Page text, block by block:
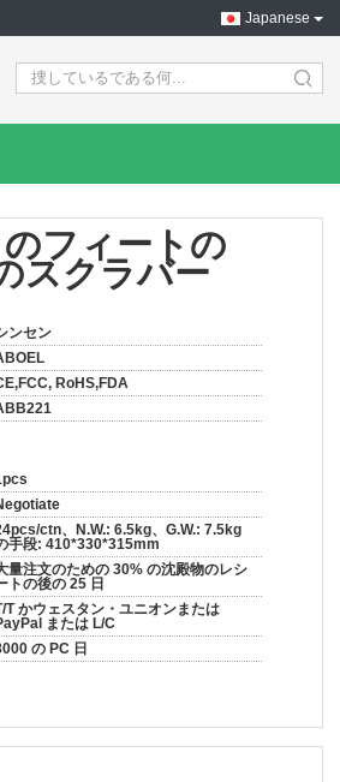
Japanese
search
フィートの
スクラバー
ンセン
RoHS,FDA
ctn、N.W.: 6.5kg、G.W.: 7.5kg
手段: 410*330*315mm
量注文のための 30% の沈殿物のレシ
トの後の 25 日
T かウェスタン・ユニオンまたは
または L/C
の PC 日